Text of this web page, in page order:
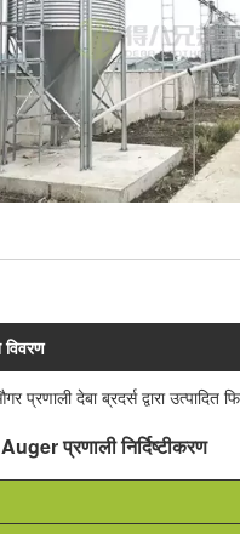
विवरण
प्रणाली देबा ब्रदर्स द्वारा उत्पादित
प्रणाली निर्दिष्टीकरण